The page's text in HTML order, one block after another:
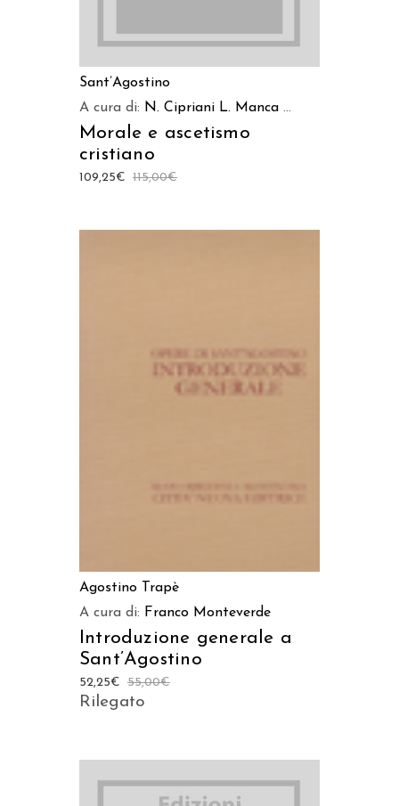
Sant’Agostino
A cura di: N. Cipriani L. Manca ...
Morale e ascetismo
cristiano
115,00€
109,25€
Agostino Trapè
A cura di: Franco Monteverde
Introduzione generale a
Sant’Agostino
55,00€
52,25€
Rilegato